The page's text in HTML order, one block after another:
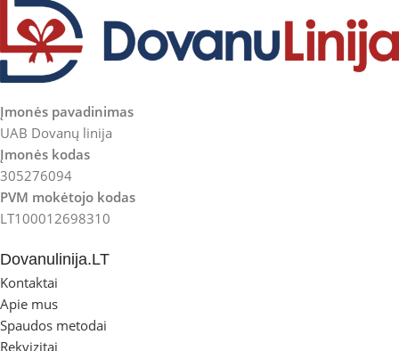
Įmonės pavadinimas
UAB Dovanų linija
Įmonės kodas
305276094
PVM mokėtojo kodas
LT100012698310
Dovanulinija.LT
Kontaktai
Apie mus
Spaudos metodai
Rekvizitai